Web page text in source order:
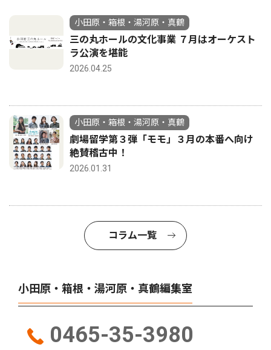
小田原・箱根・湯河原・真鶴
三の丸ホールの文化事業 ７月はオーケスト
ラ公演を堪能
2026.04.25
小田原・箱根・湯河原・真鶴
劇場留学第３弾「モモ」３月の本番へ向け
絶賛稽古中！
2026.01.31
コラム一覧
小田原・箱根・湯河原・真鶴編集室
0465-35-3980